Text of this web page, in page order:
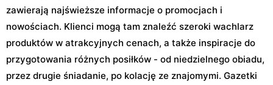
zawierają najświeższe informacje o promocjach i
nowościach. Klienci mogą tam znaleźć szeroki wachlarz
produktów w atrakcyjnych cenach, a także inspiracje do
przygotowania różnych posiłków - od niedzielnego obiadu,
przez drugie śniadanie, po kolację ze znajomymi. Gazetki